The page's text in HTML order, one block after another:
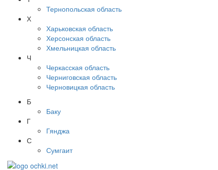
Тернопольская область
Х
Харьковская область
Херсонская область
Хмельницкая область
Ч
Черкасская область
Черниговская область
Черновицкая область
Б
Баку
Г
Гянджа
С
Сумгаит